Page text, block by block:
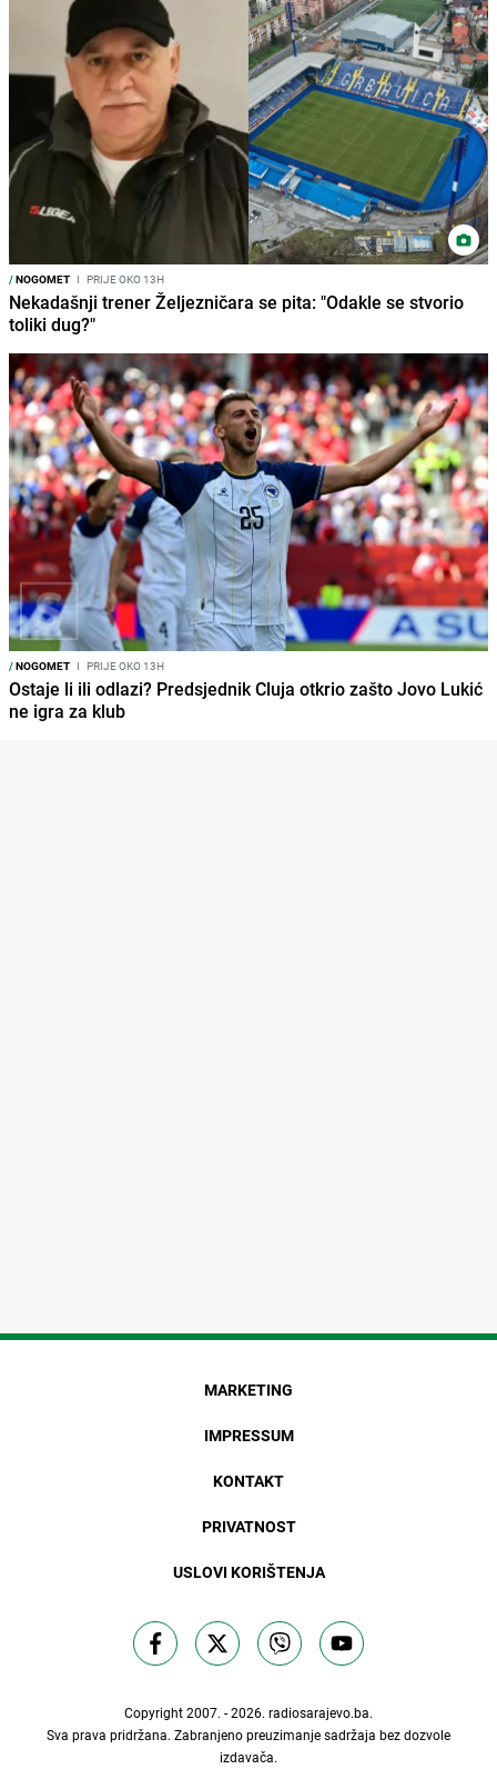
/NOGOMET I PRIJE OKO 13H
Nekadašnji trener Željezničara se pita: "Odakle se stvorio
toliki dug?"
/NOGOMET I PRIJE OKO 13H
Ostaje li ili odlazi? Predsjednik Cluja otkrio zašto Jovo Lukić
ne igra za klub
MARKETING
IMPRESSUM
KONTAKT
PRIVATNOST
USLOVI KORIŠTENJA
Copyright 2007. - 2026. radiosarajevo.ba.
Sva prava pridržana. Zabranjeno preuzimanje sadržaja bez dozvole
izdavača.